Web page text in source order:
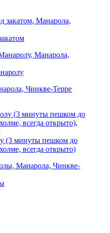
(3 минуты пешком до
всегда открыто)